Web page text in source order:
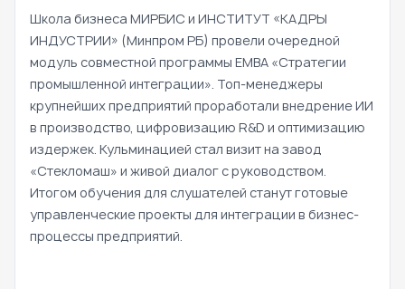
Школа бизнеса МИРБИС и ИНСТИТУТ «КАДРЫ
ИНДУСТРИИ» (Минпром РБ) провели очередной
модуль совместной программы EMBA «Стратегии
промышленной интеграции». Топ-менеджеры
крупнейших предприятий проработали внедрение ИИ
в производство, цифровизацию R&D и оптимизацию
издержек. Кульминацией стал визит на завод
«Стекломаш» и живой диалог с руководством.
Итогом обучения для слушателей станут готовые
управленческие проекты для интеграции в бизнес-
процессы предприятий.